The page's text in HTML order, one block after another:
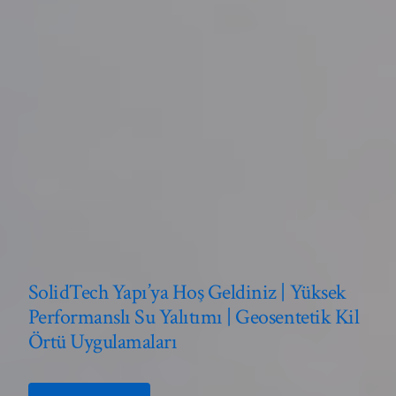
SolidTech Yapı’ya Hoş Geldiniz | Yüksek
Performanslı Su Yalıtımı | Geosentetik Kil
Örtü Uygulamaları